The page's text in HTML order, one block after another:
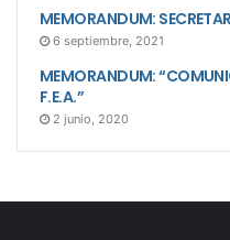
MEMORANDUM:
6 septiembre, 2021
MEMORANDUM:
F.E.A.”
2 junio, 2020